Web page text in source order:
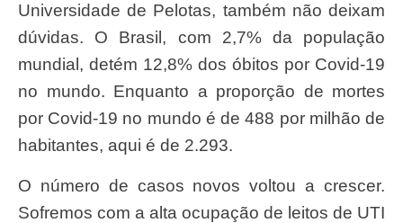
Universidade de Pelotas, também não deixam
dúvidas. O Brasil, com 2,7% da população
mundial, detém 12,8% dos óbitos por Covid-19
no mundo. Enquanto a proporção de mortes
por Covid-19 no mundo é de 488 por milhão de
habitantes, aqui é de 2.293.
O número de casos novos voltou a crescer.
Sofremos com a alta ocupação de leitos de UTI